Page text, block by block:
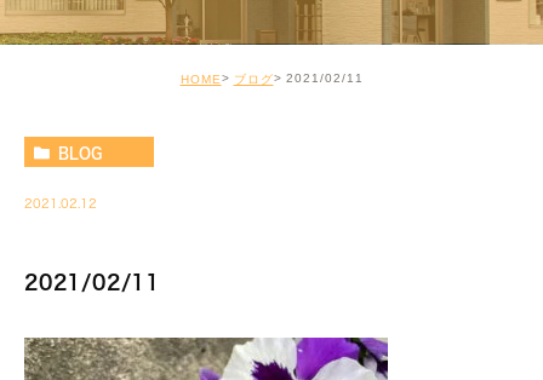
HOME ブログ 2021/02/11
BLOG
2021.02.12
2021/02/11